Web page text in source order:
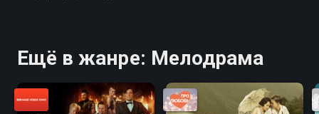
Ещё в жанре: Мелодрама